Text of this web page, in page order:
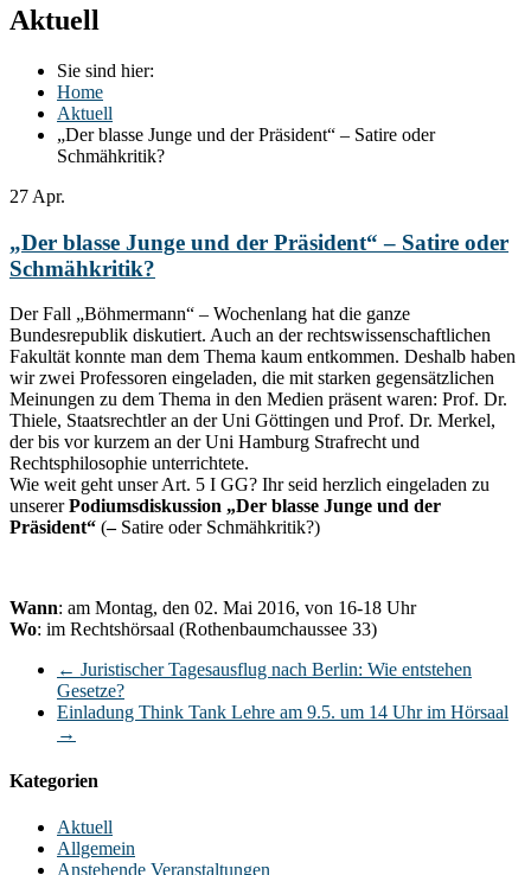
Aktuell
Sie sind hier:
Home
Aktuell
„Der blasse Junge und der Präsident“ – Satire oder
Schmähkritik?
27 Apr.
„Der blasse Junge und der Präsident“ – Satire oder
Schmähkritik?
Der Fall „Böhmermann“ – Wochenlang hat die ganze
Bundesrepublik diskutiert. Auch an der rechtswissenschaftlichen
Fakultät konnte man dem Thema kaum entkommen. Deshalb haben
wir zwei Professoren eingeladen, die mit starken gegensätzlichen
Meinungen zu dem Thema in den Medien präsent waren: Prof. Dr.
Thiele, Staatsrechtler an der Uni Göttingen und Prof. Dr. Merkel,
der bis vor kurzem an der Uni Hamburg Strafrecht und
Rechtsphilosophie unterrichtete.
Wie weit geht unser Art. 5 I GG? Ihr seid herzlich eingeladen zu
unsererPodiumsdiskussion „Der blasse Junge und der
Präsident“ (–Satire oder Schmähkritik?)
Wann: am Montag, den 02. Mai 2016, von 16-18 Uhr
Wo: im Rechtshörsaal (Rothenbaumchaussee 33)
← Juristischer Tagesausflug nach Berlin: Wie entstehen
Gesetze?
Einladung Think Tank Lehre am 9.5. um 14 Uhr im Hörsaal
→
Kategorien
Aktuell
Allgemein
Anstehende Veranstaltungen